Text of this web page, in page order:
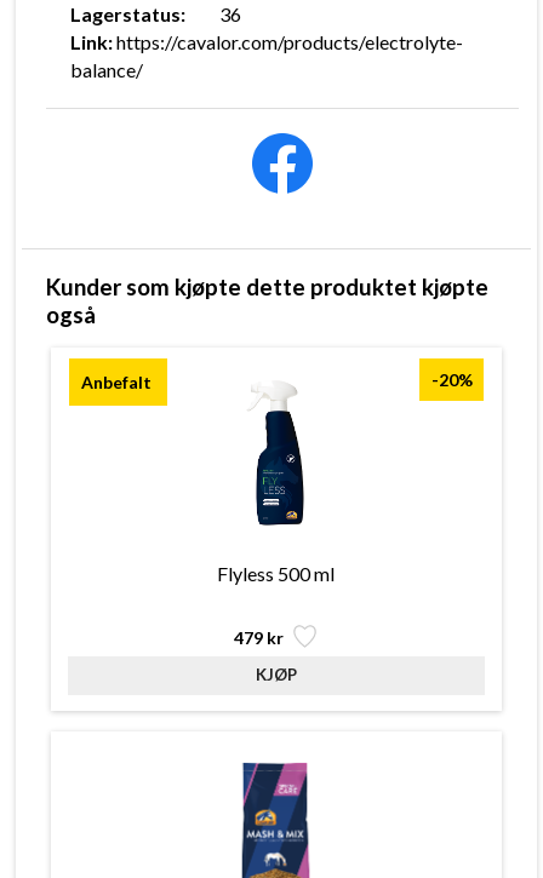
Lagerstatus:
36
Link:https://cavalor.com/products/electrolyte-
balance/
Kunder som kjøpte dette produktet kjøpte
også
-20%
Flyless 500 ml
479 kr